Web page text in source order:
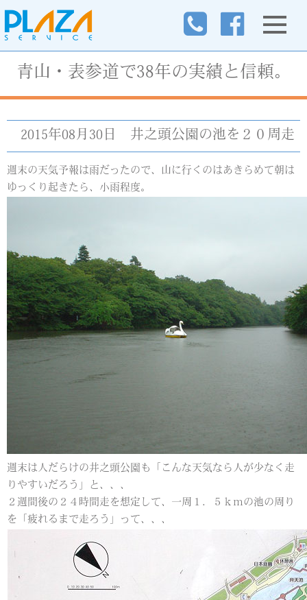
青山・表参道で38年の実績と信頼。
2015年08月30日 井之頭公園の池を２０周走
週末の天気予報は雨だったので、山に行くのはあきらめて朝は
ゆっくり起きたら、小雨程度。
週末は人だらけの井之頭公園も「こんな天気なら人が少なく走
りやすいだろう」と、、、
２週間後の２４時間走を想定して、一周１．５ｋｍの池の周り
を「疲れるまで走ろう」って、、、